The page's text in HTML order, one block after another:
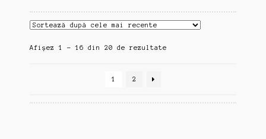
Afișez 1 - 16 din 20 de rezultateSortat
1 2